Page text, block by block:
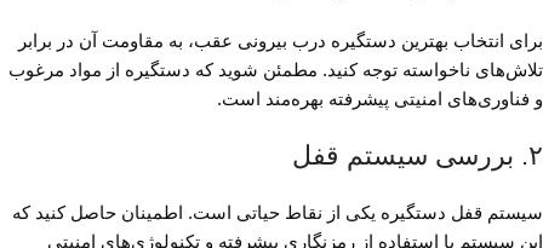
برای انتخاب بهترین دستگیره درب بیرونی عقب، به مقاومت آن در برابر
تلاش‌های ناخواسته توجه کنید. مطمئن شوید که دستگیره از مواد مرغوب
و فناوری‌های امنیتی پیشرفته بهره‌مند است.
۲. بررسی سیستم قفل
سیستم قفل دستگیره یکی از نقاط حیاتی است. اطمینان حاصل کنید که
این سیستم با استفاده از رمزنگاری پیشرفته و تکنولوژی‌های امنیتی